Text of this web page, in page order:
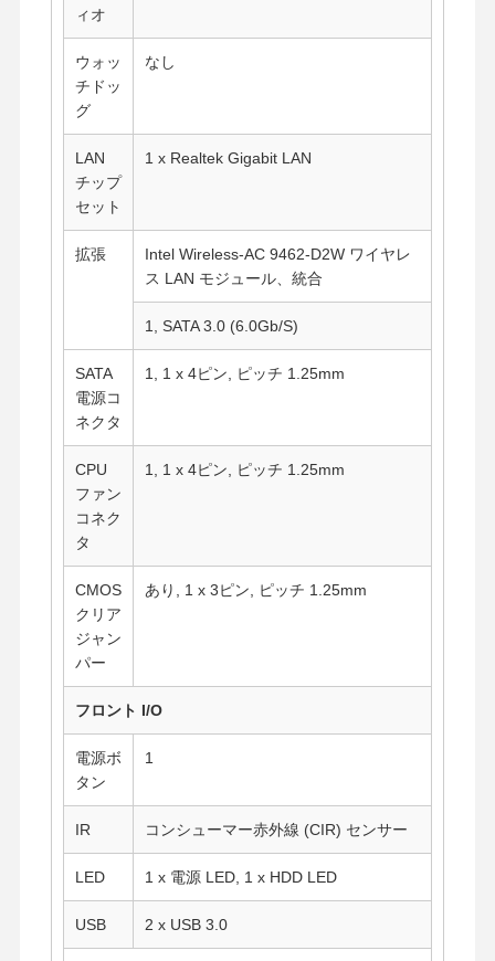
ホーム
品質管理
ファイアウォール ミニPC
産業小型PC
1UラックマウントPC
POE ミニ PC
NAS ミニPC
セルロンミニPC
ィオ
ウォッ
チドッ
グ
なし
LAN
チップ
セット
1 x Realtek Gigabit LAN
拡張
Intel Wireless-AC 9462-D2W ワイヤレ
ス LAN モジュール、統合
1, SATA 3.0 (6.0Gb/S)
SATA
電源コ
ネクタ
1, 1 x 4ピン, ピッチ 1.25mm
CPU
ファン
コネク
タ
1, 1 x 4ピン, ピッチ 1.25mm
CMOS
クリア
ジャン
パー
あり, 1 x 3ピン, ピッチ 1.25mm
フロント I/O
電源ボ
タン
1
IR コンシューマー赤外線 (CIR) センサー
LED 1 x 電源 LED, 1 x HDD LED
USB 2 x USB 3.0